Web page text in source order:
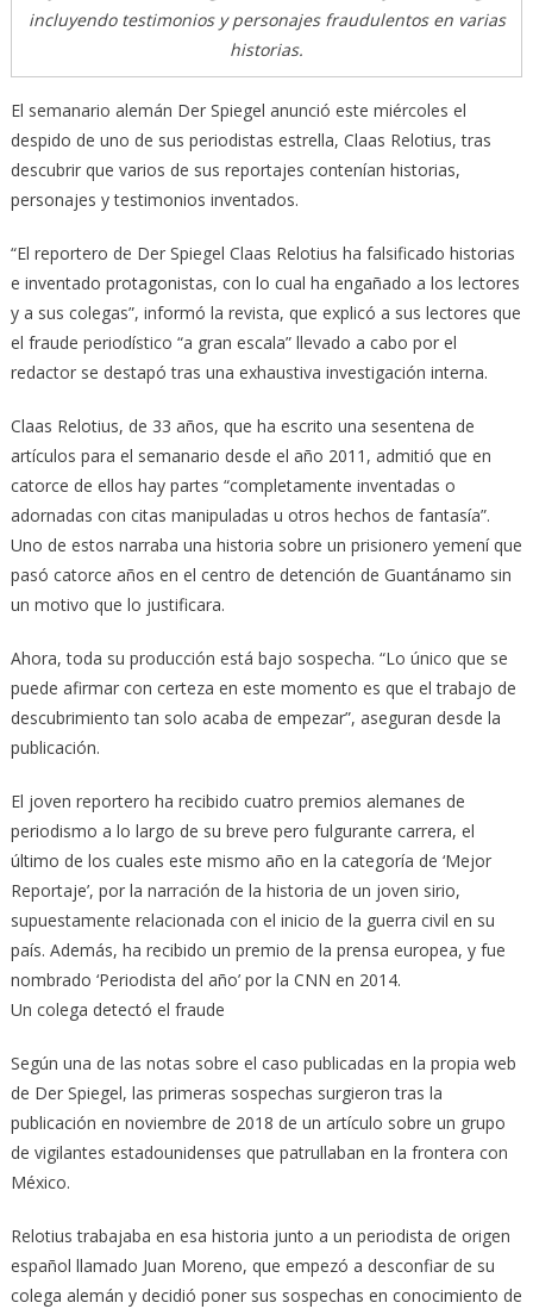
incluyendo testimonios y personajes fraudulentos en varias
historias.
El semanario alemán Der Spiegel anunció este miércoles el
despido de uno de sus periodistas estrella, Claas Relotius, tras
descubrir que varios de sus reportajes contenían historias,
personajes y testimonios inventados.
“El reportero de Der Spiegel Claas Relotius ha falsificado historias
e inventado protagonistas, con lo cual ha engañado a los lectores
y a sus colegas”, informó la revista, que explicó a sus lectores que
el fraude periodístico “a gran escala” llevado a cabo por el
redactor se destapó tras una exhaustiva investigación interna.
Claas Relotius, de 33 años, que ha escrito una sesentena de
artículos para el semanario desde el año 2011, admitió que en
catorce de ellos hay partes “completamente inventadas o
adornadas con citas manipuladas u otros hechos de fantasía”.
Uno de estos narraba una historia sobre un prisionero yemení que
pasó catorce años en el centro de detención de Guantánamo sin
un motivo que lo justificara.
Ahora, toda su producción está bajo sospecha. “Lo único que se
puede afirmar con certeza en este momento es que el trabajo de
descubrimiento tan solo acaba de empezar”, aseguran desde la
publicación.
El joven reportero ha recibido cuatro premios alemanes de
periodismo a lo largo de su breve pero fulgurante carrera, el
último de los cuales este mismo año en la categoría de ‘Mejor
Reportaje’, por la narración de la historia de un joven sirio,
supuestamente relacionada con el inicio de la guerra civil en su
país. Además, ha recibido un premio de la prensa europea, y fue
nombrado ‘Periodista del año’ por la CNN en 2014.
Un colega detectó el fraude
Según una de las notas sobre el caso publicadas en la propia web
de Der Spiegel, las primeras sospechas surgieron tras la
publicación en noviembre de 2018 de un artículo sobre un grupo
de vigilantes estadounidenses que patrullaban en la frontera con
México.
Relotius trabajaba en esa historia junto a un periodista de origen
español llamado Juan Moreno, que empezó a desconfiar de su
colega alemán y decidió poner sus sospechas en conocimiento de